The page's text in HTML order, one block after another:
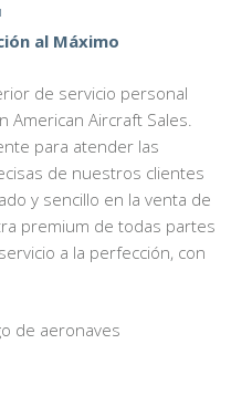
al Máximo
de servicio personal
Aircraft Sales.
para atender las
de nuestros clientes
y sencillo en la venta de
premium de todas partes
a la perfección, con
de aeronaves